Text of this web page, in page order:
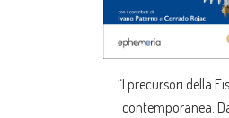
“I precursori della
contemporanea.